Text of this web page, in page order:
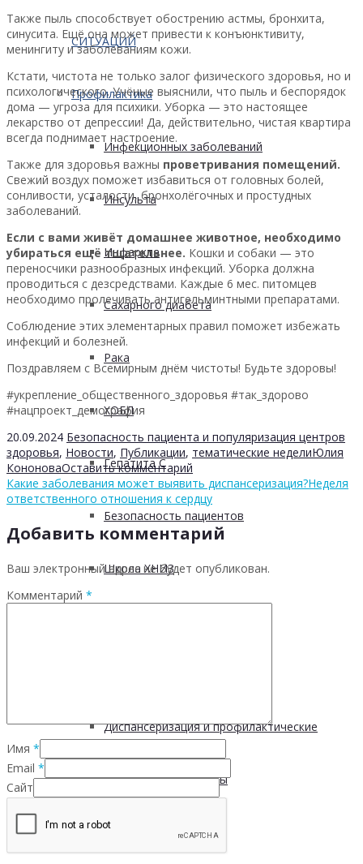
СИТУАЦИЙ
Профилактика
Инфекционных заболеваний
Инсульта
Инфаркта
Сахарного диабета
Рака
ХОБЛ
Гепатита С
Безопасность пациентов
Школа ХНИЗ
Диспансеризация и профилактические
медицинские осмотры
Здоровое питание
Также пыль способствует обострению астмы, бронхита,
синусита. Ещё она может привести к конъюнктивиту,
менингиту и заболеваниям кожи.
Кстати, чистота не только залог физического здоровья, но и
психологического. Учёные выяснили, что пыль и беспорядок
дома — угроза для психики. Уборка — это настоящее
лекарство от депрессии! Да, действительно, чистая квартира
всегда поднимает настроение.
Также для здоровья важны проветривания помещений.
Свежий воздух поможет избавиться от головных болей,
сонливости, усталости, бронхолёгочных и простудных
заболеваний.
Если с вами живёт домашнее животное, необходимо
убираться ещё тщательнее. Кошки и собаки — это
переносчики разнообразных инфекций. Уборка должна
проводиться с дезсредствами. Каждые 6 мес. питомцев
необходимо пролечивать антигельминтными препаратами.
Соблюдение этих элементарных правил поможет избежать
инфекций и болезней.
Поздравляем с Всемирным днём чистоты! Будьте здоровы!
#укрепление_общественного_здоровья #так_здорово
#нацпроект_демография
20.09.2024 Безопасность пациента и популяризация центров
здоровья, Новости, Публикации, тематические неделиЮлия
КононоваОставить комментарий
Какие заболевания может выявить диспансеризация?Неделя
ответственного отношения к сердцу
Добавить комментарий
Ваш электронный адрес не будет опубликован.
Комментарий *
Имя *
Email *
Сайт